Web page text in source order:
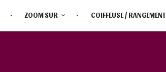
ZOOM SUR COIFFEUSE / RANGEMENT